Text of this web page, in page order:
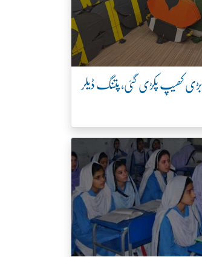
بڑی کھیپ پکڑی گئی، پتنگ ڈیلر